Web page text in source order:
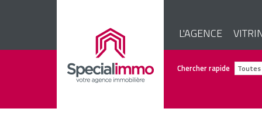
L'AGENCE
Chercher rapide